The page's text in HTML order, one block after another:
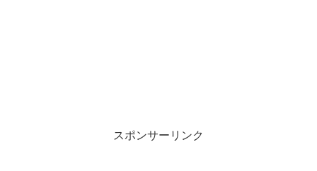
スポンサーリンク